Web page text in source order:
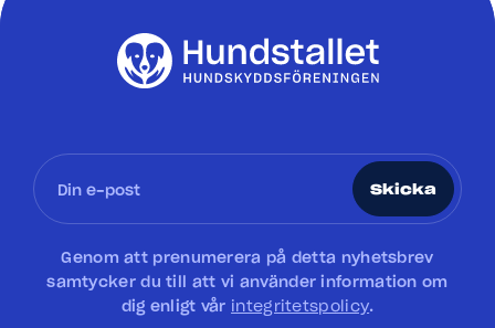
Skicka
Genom att prenumerera på detta nyhetsbrev
samtycker du till att vi använder information om
dig enligt vår integritetspolicy.